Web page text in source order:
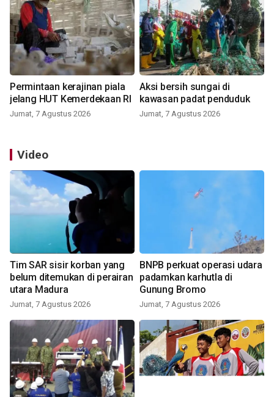
Permintaan kerajinan piala
jelang HUT Kemerdekaan RI
Jumat, 7 Agustus 2026
Aksi bersih sungai di
kawasan padat penduduk
Jumat, 7 Agustus 2026
Video
Tim SAR sisir korban yang
belum ditemukan di perairan
utara Madura
Jumat, 7 Agustus 2026
BNPB perkuat operasi udara
padamkan karhutla di
Gunung Bromo
Jumat, 7 Agustus 2026